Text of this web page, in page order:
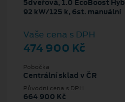
5dveřová, 1.0 EcoBoost
92 kW/125 k, 6st. manuální
Vaše cena s DPH
474 900 Kč
Pobočka
Centrální sklad v ČR
Původní cena s DPH
664 900 Kč